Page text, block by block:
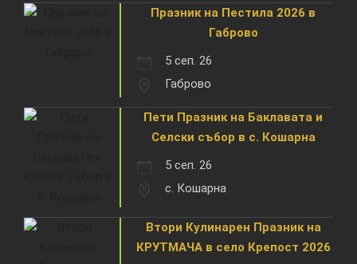
Празник на Пестила 2026 в
Габрово
5 сеп. 26
Габрово
Пети Празник на Баклавата и
Селски събор в с. Кошарна
5 сеп. 26
с. Кошарна
Втори Кулинарен Празник на
КРУТМАЧА в село Крепост 2026